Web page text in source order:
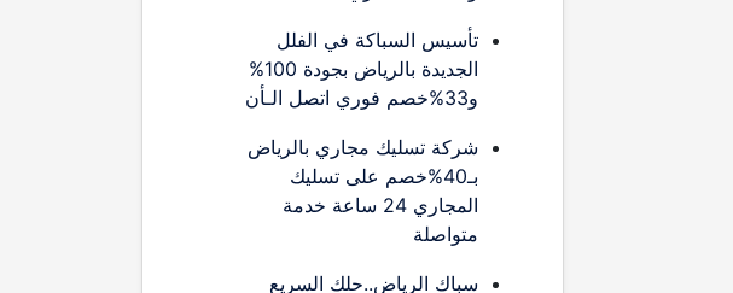
تأسيس السباكة في الفلل
الجديدة بالرياض بجودة 100%
و33%خصم فوري اتصل الـأن
شركة تسليك مجاري بالرياض
بـ40%خصم على تسليك
المجاري 24 ساعة خدمة
متواصلة
سباك الرياض..حلك السريع